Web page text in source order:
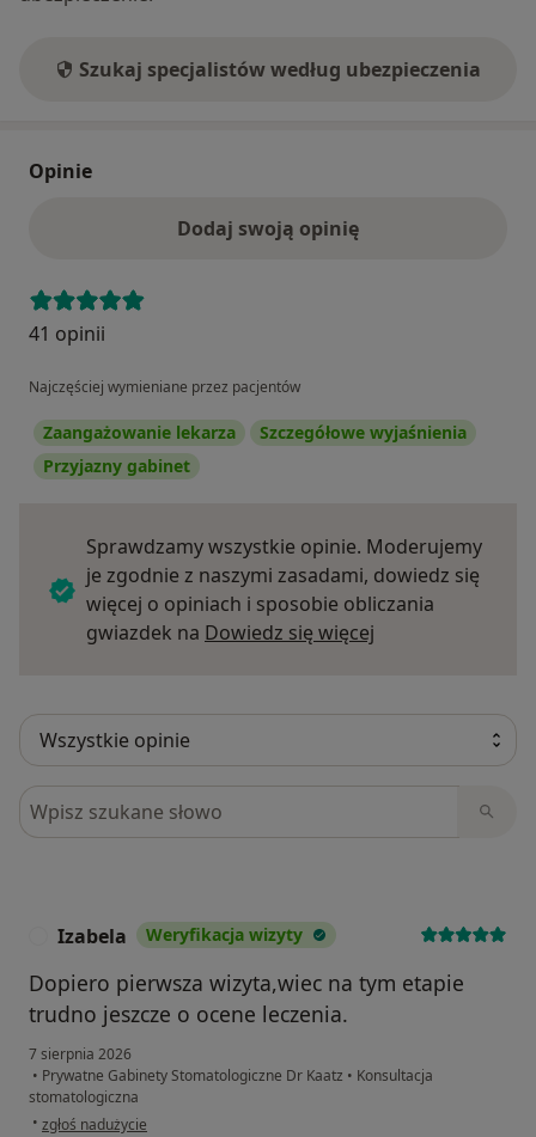
Szukaj specjalistów według ubezpieczenia
Opinie
Dodaj swoją opinię
41 opinii
Najczęściej wymieniane przez pacjentów
Zaangażowanie lekarza
Szczegółowe wyjaśnienia
Przyjazny gabinet
Sprawdzamy wszystkie opinie. Moderujemy
je zgodnie z naszymi zasadami, dowiedz się
więcej o opiniach i sposobie obliczania
gwiazdek na Dowiedz się więcej
Szukaj w opiniach
Izabela Weryfikacja wizyty
Dopiero pierwsza wizyta,wiec na tym etapie
trudno jeszcze o ocene leczenia.
7 sierpnia 2026
• Prywatne Gabinety Stomatologiczne Dr Kaatz • Konsultacja
stomatologiczna
• w opinii użytkownika Izabela
zgłoś nadużycie